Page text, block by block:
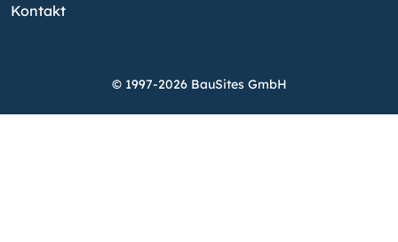
Kontakt
© 1997-2026 BauSites GmbH